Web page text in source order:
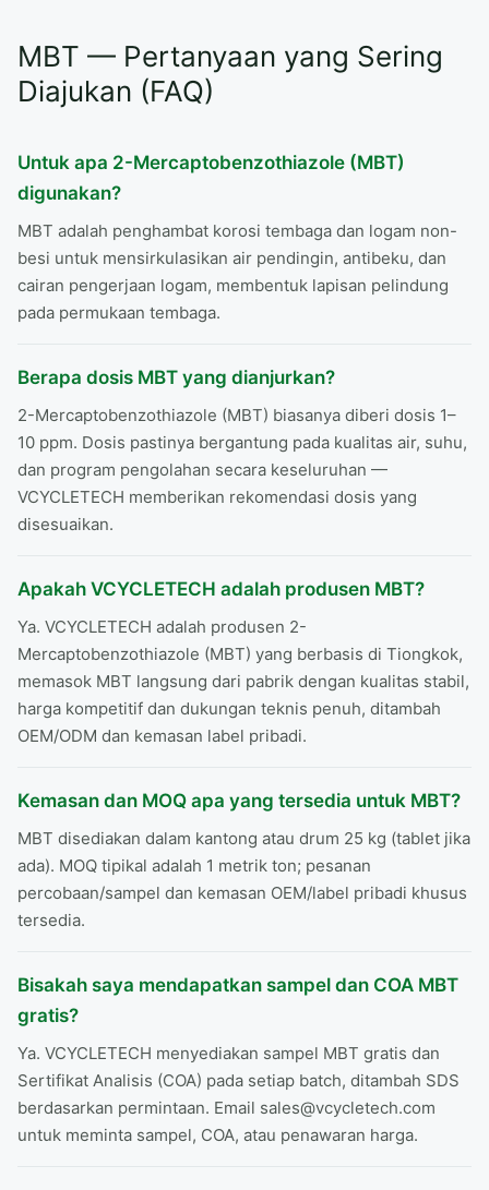
MBT — Pertanyaan yang Sering
Diajukan (FAQ)
Untuk apa 2-Mercaptobenzothiazole (MBT)
digunakan?
MBT adalah penghambat korosi tembaga dan logam non-
besi untuk mensirkulasikan air pendingin, antibeku, dan
cairan pengerjaan logam, membentuk lapisan pelindung
pada permukaan tembaga.
Berapa dosis MBT yang dianjurkan?
2-Mercaptobenzothiazole (MBT) biasanya diberi dosis 1–
10 ppm. Dosis pastinya bergantung pada kualitas air, suhu,
dan program pengolahan secara keseluruhan —
VCYCLETECH memberikan rekomendasi dosis yang
disesuaikan.
Apakah VCYCLETECH adalah produsen MBT?
Ya. VCYCLETECH adalah produsen 2-
Mercaptobenzothiazole (MBT) yang berbasis di Tiongkok,
memasok MBT langsung dari pabrik dengan kualitas stabil,
harga kompetitif dan dukungan teknis penuh, ditambah
OEM/ODM dan kemasan label pribadi.
Kemasan dan MOQ apa ​​yang tersedia untuk MBT?
MBT disediakan dalam kantong atau drum 25 kg (tablet jika
ada). MOQ tipikal adalah 1 metrik ton; pesanan
percobaan/sampel dan kemasan OEM/label pribadi khusus
tersedia.
Bisakah saya mendapatkan sampel dan COA MBT
gratis?
Ya. VCYCLETECH menyediakan sampel MBT gratis dan
Sertifikat Analisis (COA) pada setiap batch, ditambah SDS
berdasarkan permintaan. Email sales@vcycletech.com
untuk meminta sampel, COA, atau penawaran harga.